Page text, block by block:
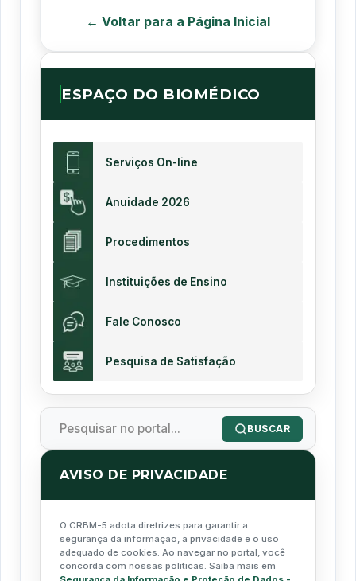
← Voltar para a Página Inicial
ESPAÇO DO BIOMÉDICO
Serviços On-line
Anuidade 2026
Procedimentos
Instituições de Ensino
Fale Conosco
Pesquisa de Satisfação
BUSCAR
AVISO DE PRIVACIDADE
O CRBM-5 adota diretrizes para garantir a
segurança da informação, a privacidade e o uso
adequado de cookies. Ao navegar no portal, você
concorda com nossas políticas. Saiba mais em